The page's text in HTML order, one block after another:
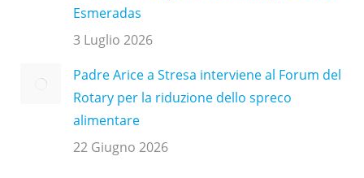
Esmeradas
3 Luglio 2026
Padre Arice a Stresa interviene al Forum del
Rotary per la riduzione dello spreco
alimentare
22 Giugno 2026